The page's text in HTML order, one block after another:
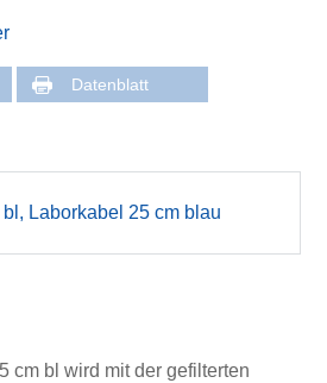
Datenblatt
cm bl wird mit der gefilterten